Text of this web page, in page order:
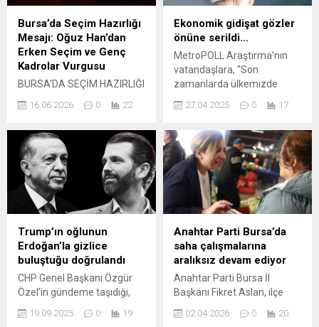
Bursa’da Seçim Hazırlığı
Mesajı: Oğuz Han’dan
Erken Seçim ve Genç
Kadrolar Vurgusu
BURSA’DA SEÇİM HAZIRLIĞI
MESAJI: OĞUZ HAN’DAN
ERKEN SEÇİM VE GENÇ
Bursa’da siyasi gündem,
erken seçim tartışmaları ve
partilerin saha hazırlıkları
üzerinden yeniden
hareketlenirken, Oğuz Han,
yaptığı kapsamlı açıklamada
teşkilatın seçimlere her an
hazır olduğunu belirtti.
Büyük Birlik Partisi Bursa İl
Başkanlığı’nda yürütülen
organizasyon çalışmalarına
değinen Han, genç
kadroların...
16.06.2026 0 22
Ekonomik gidişat gözler
önüne serildi…
MetroPOLL Araştırma'nın
vatandaşlara, "Son
zamanlarda ülkemizde
ekonominin iyi mi yoksa
kötü mü yönetildiğini
sorusunu yönelttiği anketin
sonuçları kamuoyuyla
paylaşıldı. Anket sonuçları
Türkiye'nin gerçek
gündemini gözler önüne
serdi.
27.04.2025 0 17
Trump’ın oğlunun
Erdoğan’la gizlice
buluştuğu doğrulandı
CHP Genel Başkanı Özgür
Özel’in gündeme taşıdığı,
Cumhurbaşkanı Erdoğan’ın
19.09.2025 0 19
Anahtar Parti Bursa’da
saha çalışmalarına
aralıksız devam ediyor
Anahtar Parti Bursa İl
Başkanı Fikret Aslan, ilçe
çalışmalarını hızlandırdı.
02.04.2026 0 20